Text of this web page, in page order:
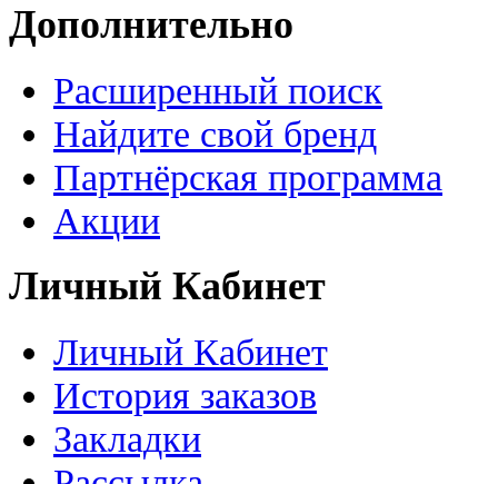
Дополнительно
Расширенный поиск
Найдите свой бренд
Партнёрская программа
Акции
Личный Кабинет
Личный Кабинет
История заказов
Закладки